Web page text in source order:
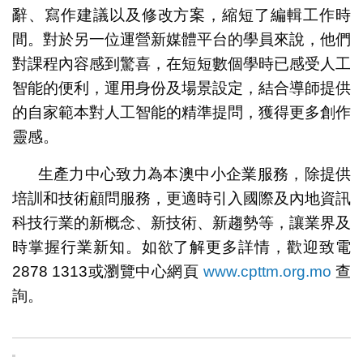
辭、寫作建議以及修改方案，縮短了編輯工作時
間。對於另一位運營新媒體平台的學員來說，他們
對課程內容感到驚喜，在短短數個學時已感受人工
智能的便利，運用身份及場景設定，結合導師提供
的自家範本對人工智能的精準提問，獲得更多創作
靈感。
生產力中心致力為本澳中小企業服務，除提供
培訓和技術顧問服務，更適時引入國際及內地資訊
科技行業的新概念、新技術、新趨勢等，讓業界及
時掌握行業新知。如欲了解更多詳情，歡迎致電
2878 1313或瀏覽中心網頁 www.cpttm.org.mo 查
詢。